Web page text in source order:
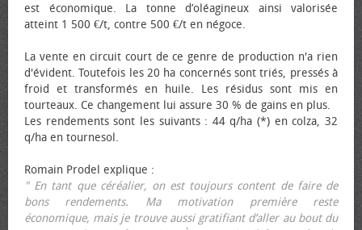
est économique. La tonne d’oléagineux ainsi valorisée
atteint 1 500 €/t, contre 500 €/t en négoce.
La vente en circuit court de ce genre de production n'a rien
d'évident. Toutefois les 20 ha concernés sont triés, pressés à
froid et transformés en huile. Les résidus sont mis en
tourteaux. Ce changement lui assure 30 % de gains en plus.
Les rendements sont les suivants : 44 q/ha (*) en colza, 32
q/ha en tournesol.
Romain Prodel explique :
" En tant que céréalier, on est toujours content de faire de
bons rendements. Ma motivation première reste
économique, mais je trouve aussi gratifiant d’aller au bout du